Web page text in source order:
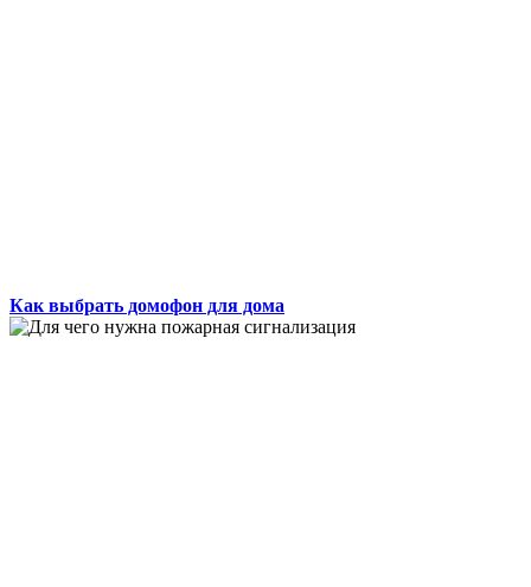
Как выбрать домофон для дома